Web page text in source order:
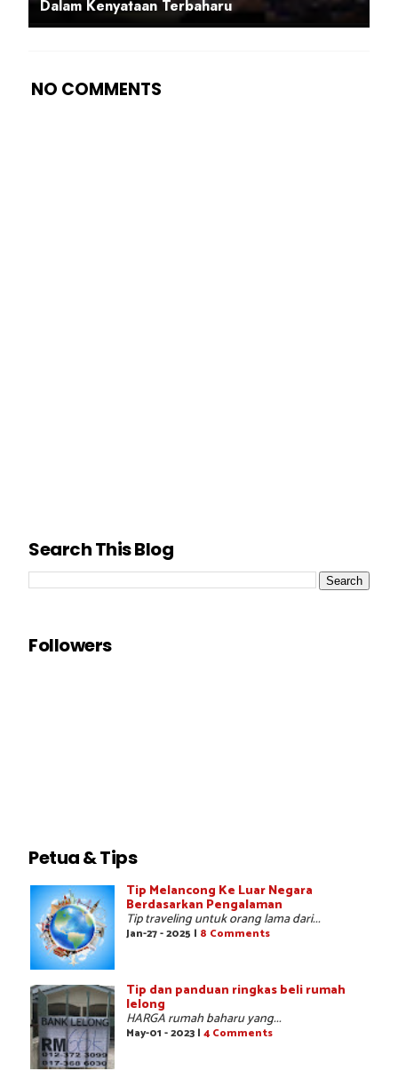
Dalam Kenyataan Terbaharu
NO COMMENTS
Search This Blog
Followers
Petua & Tips
Tip Melancong Ke Luar Negara
Berdasarkan Pengalaman
Tip traveling untuk orang lama dari...
Jan-27 - 2025 | 8 Comments
Tip dan panduan ringkas beli rumah
lelong
HARGA rumah baharu yang...
May-01 - 2023 | 4 Comments